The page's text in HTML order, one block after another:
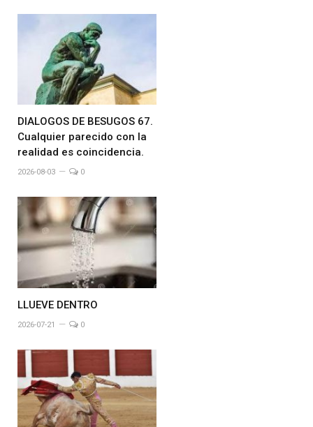
DIALOGOS DE BESUGOS 67.
Cualquier parecido con la
realidad es coincidencia.
2026-08-03 0
LLUEVE DENTRO
2026-07-21 0